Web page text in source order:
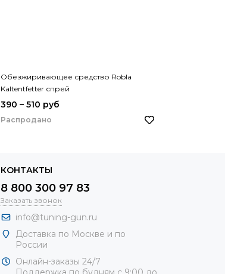
Обезжиривающее средство Robla
Kaltentfetter спрей
390 – 510 руб
Распродано
КОНТАКТЫ
8 800 300 97 83
Заказать звонок
info@tuning-gun.ru
Доставка по Москве и по
России
Онлайн-заказы 24/7